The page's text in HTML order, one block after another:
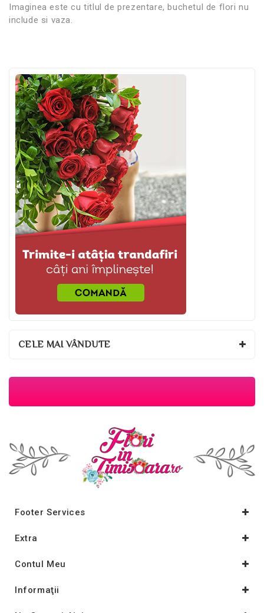
Imaginea este cu titlul de prezentare, buchetul de flori nu
include si vaza.
CELE MAI VÂNDUTE
Footer Services
Extra
Contul Meu
Informaţii